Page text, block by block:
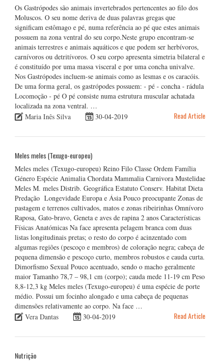
Os Gastrópodes são animais invertebrados pertencentes ao filo dos
Moluscos. O seu nome deriva de duas palavras gregas que
significam estômago e pé, numa referência ao pé que estes animais
possuem na zona ventral do seu corpo.Neste grupo encontram-se
animais terrestres e animais aquáticos e que podem ser herbívoros,
carnívoros ou detritívoros. O seu corpo apresenta simetria bilateral e
é constituído por uma massa visceral e por uma concha univalve.
Nos Gastrópodes incluem-se animais como as lesmas e os caracóis.
De uma forma geral, os gastrópodes possuem: - pé - concha - rádula
Locomoção - pé O pé consiste numa estrutura muscular achatada
localizada na zona ventral. …
Maria Inês Silva
30-04-2019 Read Article
Meles meles (Texugo-europeu)
Meles meles (Texugo-europeu) Reino Filo Classe Ordem Família
Género Espécie Animalia Chordata Mammalia Carnivora Mustelidae
Meles M. meles Distrib. Geográfica Estatuto Conserv. Habitat Dieta
Predação Longevidade Europa e Ásia Pouco preocupante Zonas de
pastagem e terrenos cultivados, matos e zonas ribeirinhas Omnívoro
Raposa, Gato-bravo, Geneta e aves de rapina 2 anos Características
Físicas Anatómicas Na face apresenta pelagem branca com duas
listas longitudinais pretas; o resto do corpo é acinzentado com
algumas regiões (pescoço e membros) de coloração negra; cabeça de
pequena dimensão e pescoço curto, membros robustos e cauda curta.
Dimorfismo Sexual Pouco acentuado, sendo o macho geralmente
maior Tamanho 78,7 – 98,1 cm (corpo); cauda mede 11-19 cm Peso
8,8-12,3 kg Meles meles (Texugo-europeu) é uma espécie de porte
médio. Possui um focinho alongado e uma cabeça de pequenas
dimensões relativamente ao corpo. Na face …
Vera Dantas
30-04-2019 Read Article
Nutrição